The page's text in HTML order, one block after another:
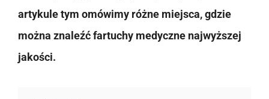
artykule tym omówimy różne miejsca, gdzie
można znaleźć fartuchy medyczne najwyższej
jakości.